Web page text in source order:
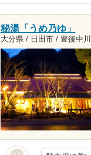
秘湯「うめ乃ゆ」
大分県 / 日田市 / 豊後中